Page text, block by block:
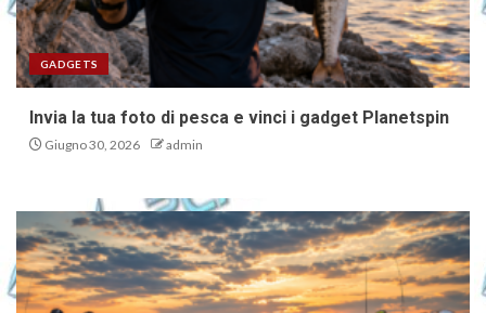
GADGETS
Invia la tua foto di pesca e vinci i gadget Planetspin
Giugno 30, 2026 admin